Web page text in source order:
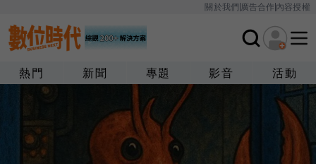
關於我們廣告合作內容授權
熱門 新聞 專題 影音 活動